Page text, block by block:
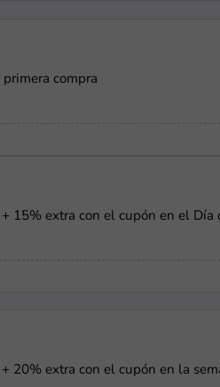
compra
15% extra con el cupón en el Día
20% extra con el cupón en la